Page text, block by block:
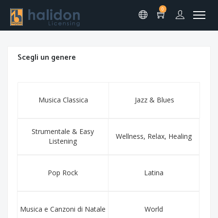
0
Scegli un genere
Musica Classica Jazz & Blues
Strumentale & Easy
Listening
Wellness, Relax, Healing
Pop Rock Latina
Musica e Canzoni di Natale World